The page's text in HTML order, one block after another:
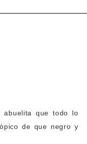
abuelita que todo lo
de que negro y